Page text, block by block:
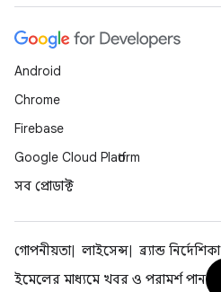
Android
Chrome
Firebase
Google Cloud Platform
সব প্রোডাক্ট
গোপনীয়তা লাইসেন্স ব্র্যান্ড নির্দেশিকা
ইমেলের মাধ্যমে খবর ও পরামর্শ পান